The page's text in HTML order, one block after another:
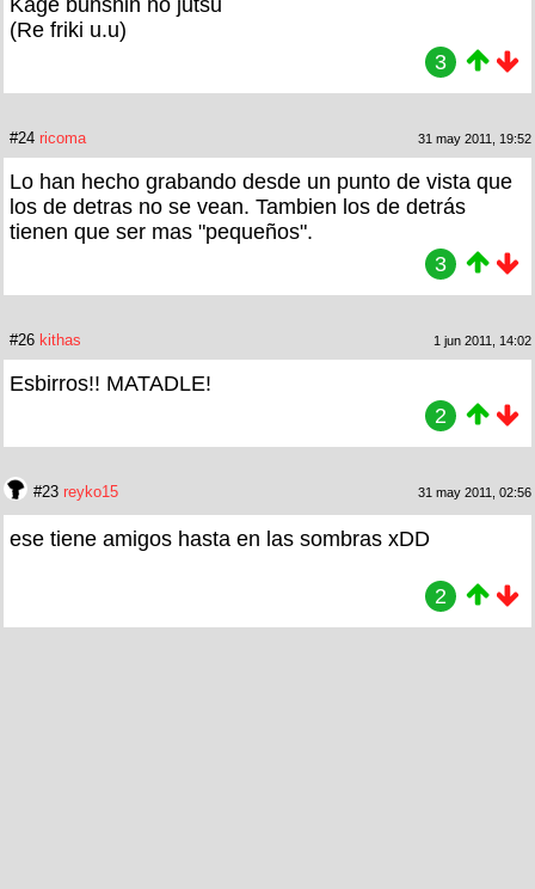
Kage bunshin no jutsu
(Re friki u.u)
3
#24 ricoma 31 may 2011, 19:52
Lo han hecho grabando desde un punto de vista que
los de detras no se vean. Tambien los de detrás
tienen que ser mas "pequeños".
3
#26 kithas 1 jun 2011, 14:02
Esbirros!! MATADLE!
2
#23 reyko15 31 may 2011, 02:56
ese tiene amigos hasta en las sombras xDD
2